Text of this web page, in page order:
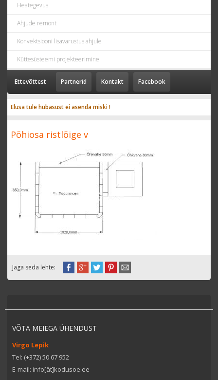
Heategevus
Ahjude remont
Konvektsiooni lisavarustus ahjule
Küttesüsteemi projekteerimine
Ettevõttest Partnerid Kontakt Facebook
Elusa tule hubasust ei asenda miski !
Põhiosa ristlõige v
Jaga seda lehte:
VÕTA MEIEGA ÜHENDUST
Virgo Lepik
Tel: (+372) 50 67 952
E-mail: info[ät]kodusoe.ee